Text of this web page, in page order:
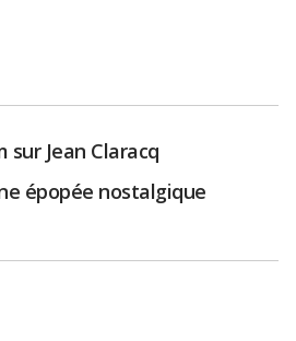
sur Jean Claracq
épopée nostalgique